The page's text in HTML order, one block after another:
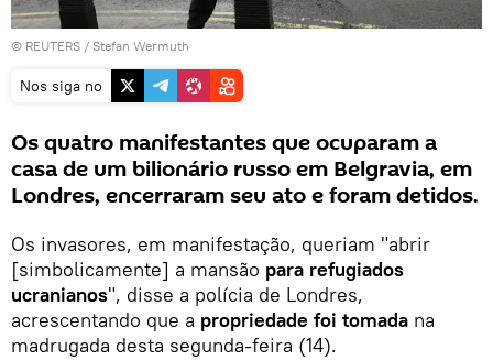
© REUTERS / Stefan Wermuth
Nos siga no
Os quatro manifestantes que ocuparam a
casa de um bilionário russo em Belgravia, em
Londres, encerraram seu ato e foram detidos.
Os invasores, em manifestação, queriam "abrir
[simbolicamente] a mansão para refugiados
ucranianos", disse a polícia de Londres,
acrescentando que a propriedade foi tomada na
madrugada desta segunda-feira (14).